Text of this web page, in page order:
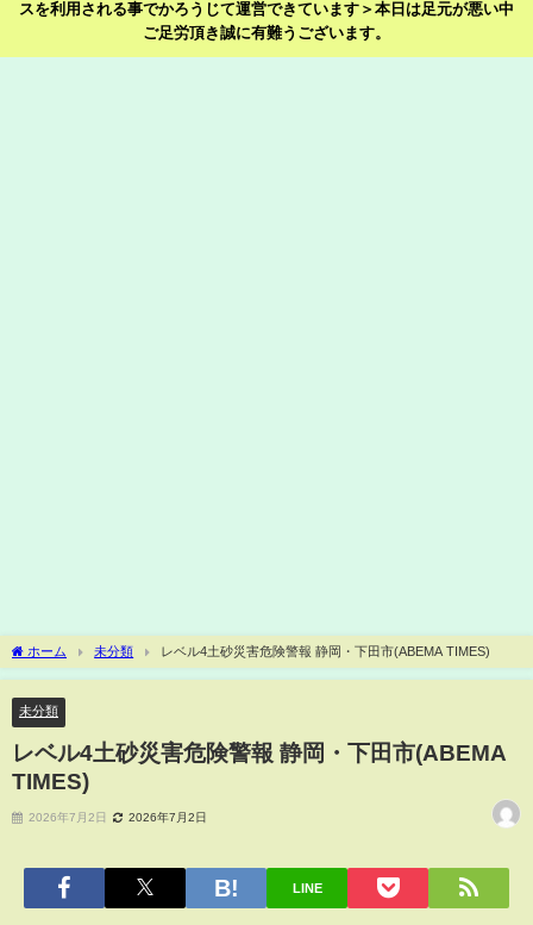
スを利用される事でかろうじて運営できています＞本日は足元が悪い中
ご足労頂き誠に有難うございます。
ホーム 未分類 レベル4土砂災害危険警報 静岡・下田市(ABEMA TIMES)
未分類
レベル4土砂災害危険警報 静岡・下田市(ABEMA
TIMES)
2026年7月2日 2026年7月2日
LINE